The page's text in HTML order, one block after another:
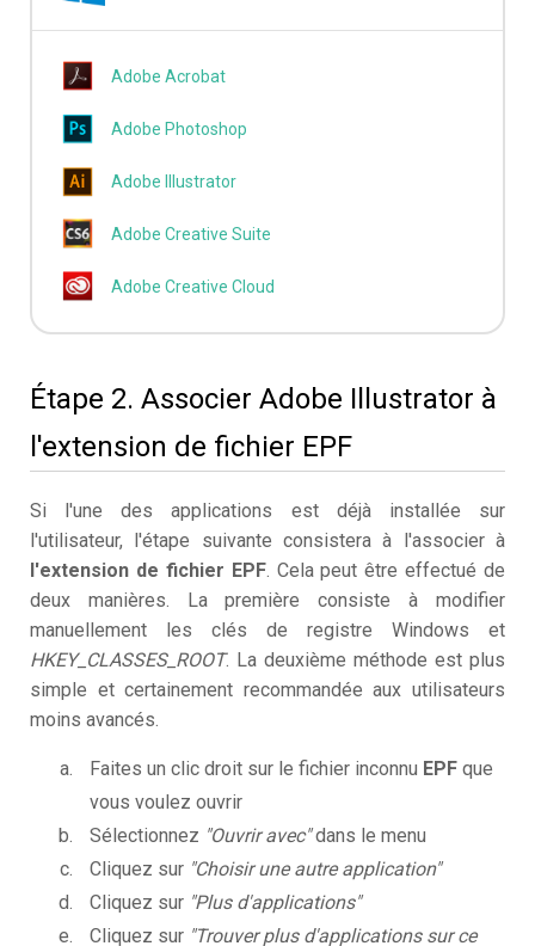
Adobe Acrobat
Adobe Photoshop
Adobe Illustrator
Adobe Creative Suite
Adobe Creative Cloud
Étape 2. Associer Adobe Illustrator à
l'extension de fichier EPF
Si l'une des applications est déjà installée sur
l'utilisateur, l'étape suivante consistera à l'associer à
l'extension de fichier EPF. Cela peut être effectué de
deux manières. La première consiste à modifier
manuellement les clés de registre Windows et
HKEY_CLASSES_ROOT. La deuxième méthode est plus
simple et certainement recommandée aux utilisateurs
moins avancés.
Faites un clic droit sur le fichier inconnu EPF que
vous voulez ouvrir
Sélectionnez "Ouvrir avec"dans le menu
Cliquez sur "Choisir une autre application"
Cliquez sur "Plus d'applications"
Cliquez sur "Trouver plus d'applications sur ce